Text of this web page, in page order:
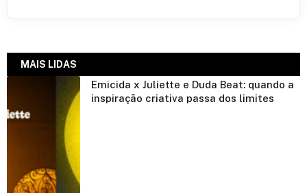
MAIS LIDAS
Emicida x Juliette e Duda Beat: quando a
inspiração criativa passa dos limites